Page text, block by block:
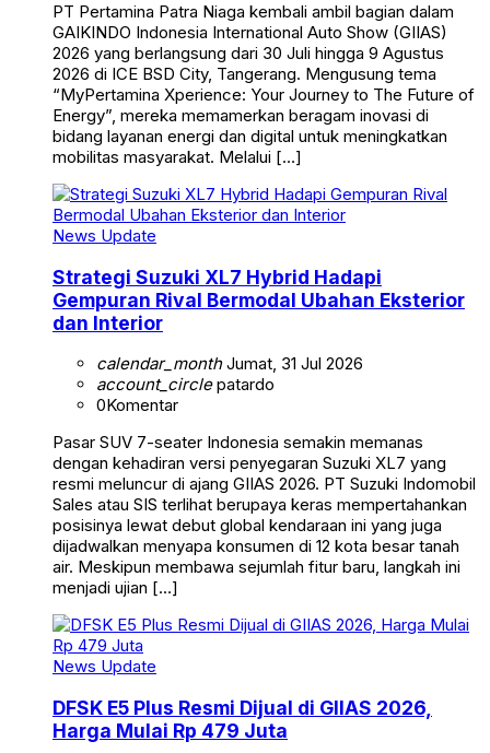
PT Pertamina Patra Niaga kembali ambil bagian dalam
GAIKINDO Indonesia International Auto Show (GIIAS)
2026 yang berlangsung dari 30 Juli hingga 9 Agustus
2026 di ICE BSD City, Tangerang. Mengusung tema
“MyPertamina Xperience: Your Journey to The Future of
Energy”, mereka memamerkan beragam inovasi di
bidang layanan energi dan digital untuk meningkatkan
mobilitas masyarakat. Melalui […]
News Update
Strategi Suzuki XL7 Hybrid Hadapi
Gempuran Rival Bermodal Ubahan Eksterior
dan Interior
calendar_monthJumat, 31 Jul 2026
account_circlepatardo
0Komentar
Pasar SUV 7-seater Indonesia semakin memanas
dengan kehadiran versi penyegaran Suzuki XL7 yang
resmi meluncur di ajang GIIAS 2026. PT Suzuki Indomobil
Sales atau SIS terlihat berupaya keras mempertahankan
posisinya lewat debut global kendaraan ini yang juga
dijadwalkan menyapa konsumen di 12 kota besar tanah
air. Meskipun membawa sejumlah fitur baru, langkah ini
menjadi ujian […]
News Update
DFSK E5 Plus Resmi Dijual di GIIAS 2026,
Harga Mulai Rp 479 Juta